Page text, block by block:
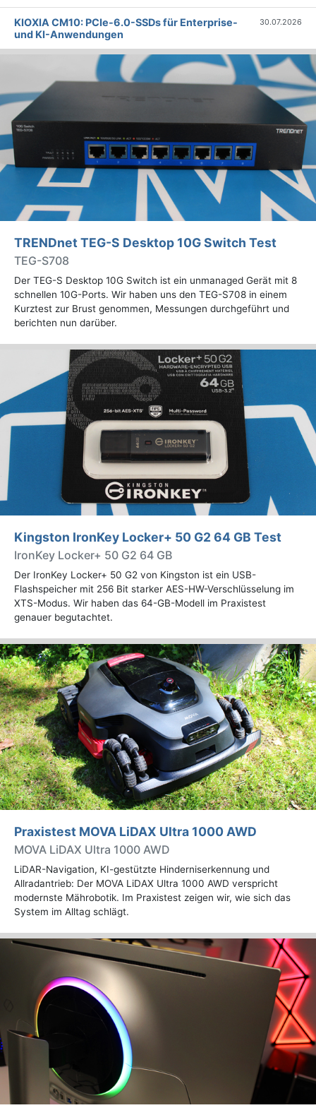
KIOXIA CM10: PCIe-6.0-SSDs für Enterprise-
und KI-Anwendungen
30.07.2026
TRENDnet TEG-S Desktop 10G Switch Test
TEG-S708
Der TEG-S Desktop 10G Switch ist ein unmanaged Gerät mit 8
schnellen 10G-Ports. Wir haben uns den TEG-S708 in einem
Kurztest zur Brust genommen, Messungen durchgeführt und
berichten nun darüber.
Kingston IronKey Locker+ 50 G2 64 GB Test
IronKey Locker+ 50 G2 64 GB
Der IronKey Locker+ 50 G2 von Kingston ist ein USB-
Flashspeicher mit 256 Bit starker AES-HW-Verschlüsselung im
XTS-Modus. Wir haben das 64-GB-Modell im Praxistest
genauer begutachtet.
Praxistest MOVA LiDAX Ultra 1000 AWD
MOVA LiDAX Ultra 1000 AWD
LiDAR-Navigation, KI-gestützte Hinderniserkennung und
Allradantrieb: Der MOVA LiDAX Ultra 1000 AWD verspricht
modernste Mährobotik. Im Praxistest zeigen wir, wie sich das
System im Alltag schlägt.